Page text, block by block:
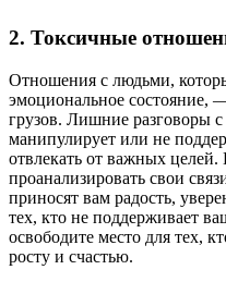
2. Токсичные
Отношения с людьми,
эмоциональное состояние,
грузов. Лишние разговоры
манипулирует или не
отвлекать от важных
проанализировать свои
приносят вам радость,
тех, кто не поддерживает
освободите место для тех,
росту и счастью.